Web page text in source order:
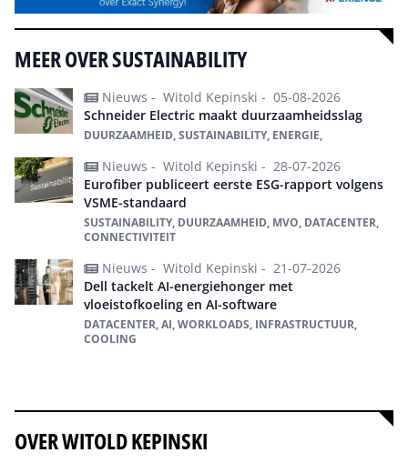
MEER OVER SUSTAINABILITY
Nieuws - Witold Kepinski - 05-08-2026
Schneider Electric maakt duurzaamheidsslag
DUURZAAMHEID, SUSTAINABILITY, ENERGIE,
Nieuws - Witold Kepinski - 28-07-2026
Eurofiber publiceert eerste ESG-rapport volgens
VSME-standaard
SUSTAINABILITY, DUURZAAMHEID, MVO, DATACENTER,
CONNECTIVITEIT
Nieuws - Witold Kepinski - 21-07-2026
Dell tackelt AI-energiehonger met
vloeistofkoeling en AI-software
DATACENTER, AI, WORKLOADS, INFRASTRUCTUUR,
COOLING
OVER WITOLD KEPINSKI